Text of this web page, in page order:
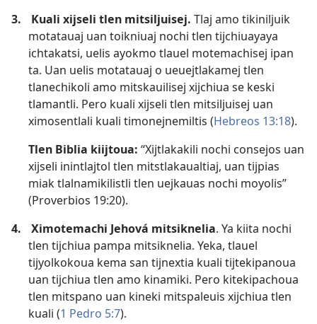
3. Kuali xijseli tlen mitsiljuisej. Tlaj amo tikiniljuik
motatauaj uan toikniuaj nochi tlen tijchiuayaya
ichtakatsi, uelis ayokmo tlauel motemachisej ipan
ta. Uan uelis motatauaj o ueuejtlakamej tlen
tlanechikoli amo mitskauilisej xijchiua se keski
tlamantli. Pero kuali xijseli tlen mitsiljuisej uan
ximosentlali kuali timonejnemiltis (Hebreos 13:18).
Tlen Biblia kiijtoua: “Xijtlakakili nochi consejos uan
xijseli inintlajtol tlen mitstlakaualtiaj, uan tijpias
miak tlalnamikilistli tlen uejkauas nochi moyolis”
(Proverbios 19:20).
4.
Ximotemachi Jehová mitsiknelia. Ya kiita nochi
tlen tijchiua pampa mitsiknelia. Yeka, tlauel
tijyolkokoua kema san tijnextia kuali tijtekipanoua
uan tijchiua tlen amo kinamiki. Pero kitekipachoua
tlen mitspano uan kineki mitspaleuis xijchiua tlen
kuali (1 Pedro 5:7).